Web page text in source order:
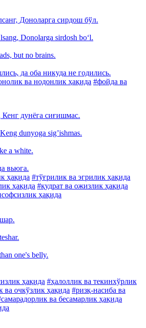
Доноларга сирдош бўл.
Donolarga sirdosh bo‘l.
but no brains.
да оба никуда не годились.
ва нодонлик ҳақида #фойда ва
дунёга сиғишмас.
dunyoga sigʼishmas.
a white.
вьюга.
ҳақида #тўғрилик ва эгрилик ҳақида
ҳақида #қудрат ва ожизлик ҳақида
ҳақида
one's belly.
ҳақида #ҳалоллик ва текинхўрлик
ва очкўзлик ҳақида #ризқ-насиба ва
ва бесамарлик ҳақида